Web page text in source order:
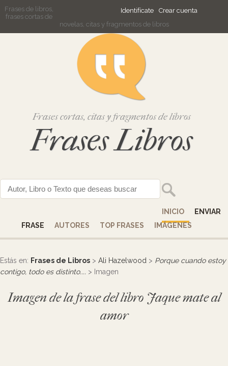
Identifícate Crear cuenta
Frases de libros,
frases cortas de
novelas, citas y fragmentos de libros
Frases cortas, citas y fragmentos de libros
Frases Libros
INICIO
ENVIAR
FRASE
AUTORES TOP FRASES IMÁGENES
Estás en: Frases de Libros > Ali Hazelwood > Porque cuando estoy
contigo, todo es distinto.... > Imagen
Imagen de la frase del libro Jaque mate al
amor